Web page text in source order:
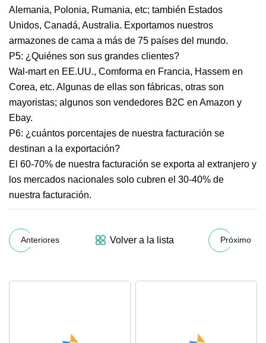
Alemania, Polonia, Rumania, etc; también Estados
Unidos, Canadá, Australia. Exportamos nuestros
armazones de cama a más de 75 países del mundo.
P5: ¿Quiénes son sus grandes clientes?
Wal-mart en EE.UU., Comforma en Francia, Hassem en
Corea, etc. Algunas de ellas son fábricas, otras son
mayoristas; algunos son vendedores B2C en Amazon y
Ebay.
P6: ¿cuántos porcentajes de nuestra facturación se
destinan a la exportación?
El 60-70% de nuestra facturación se exporta al extranjero y
los mercados nacionales solo cubren el 30-40% de
nuestra facturación.
Anteriores Volver a la lista Próximo